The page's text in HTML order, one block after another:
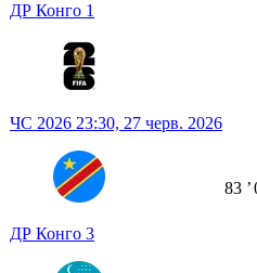
ДР Конго 1
ЧС 2026 23:30, 27 черв. 2026
ДР Конго 3
83 ʼ